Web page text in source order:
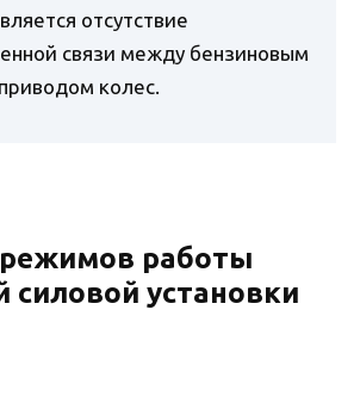
отсутствие
связи между бензиновым
колес.
работы
силовой установки